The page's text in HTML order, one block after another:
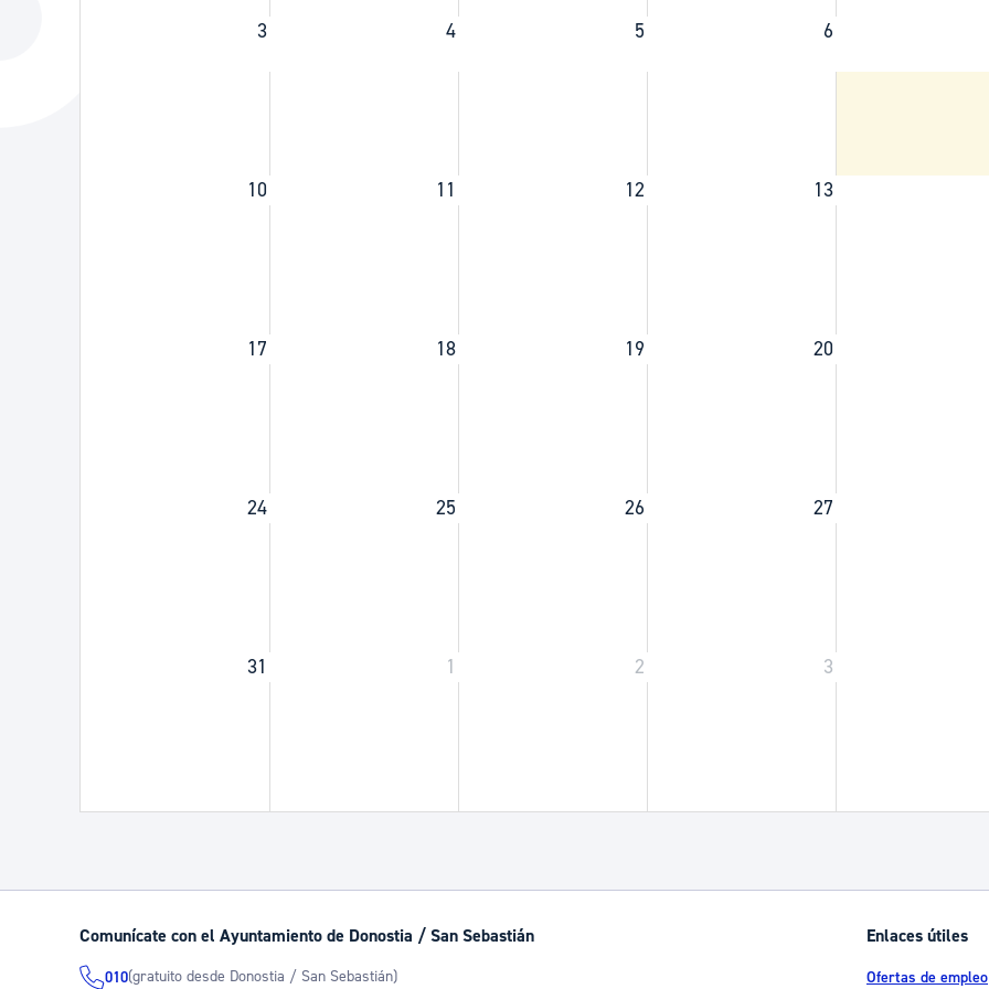
Actualidad Administración municipal
3 4 5 6
10 11 12 13
17 18 19 20
24 25 26 27
31 1 2 3
Comunícate con el Ayuntamiento de Donostia / San Sebastián
010(gratuito desde Donostia / San Sebastián)
Enlaces útiles
Ofertas de empleo